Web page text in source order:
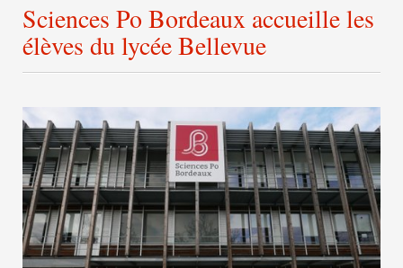
Sciences Po Bordeaux accueille les
élèves du lycée Bellevue